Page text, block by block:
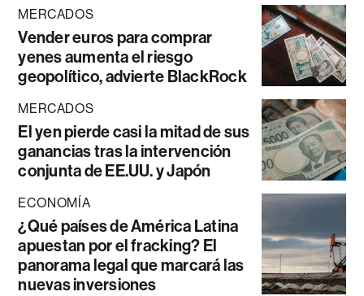
MERCADOS
Vender euros para comprar
yenes aumenta el riesgo
geopolítico, advierte BlackRock
MERCADOS
El yen pierde casi la mitad de sus
ganancias tras la intervención
conjunta de EE.UU. y Japón
ECONOMÍA
¿Qué países de América Latina
apuestan por el fracking? El
panorama legal que marcará las
nuevas inversiones